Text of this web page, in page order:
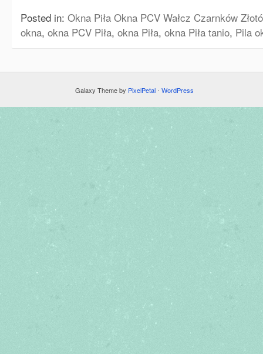
Posted in: Okna Piła Okna PCV Wałcz Czarnków
okna, okna PCV Piła, okna Piła, okna Piła tanio, Pila
Galaxy Theme by PixelPetal ⋅ WordPress